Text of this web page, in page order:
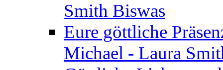
Smith Biswas
Eure göttliche
Michael - Laura